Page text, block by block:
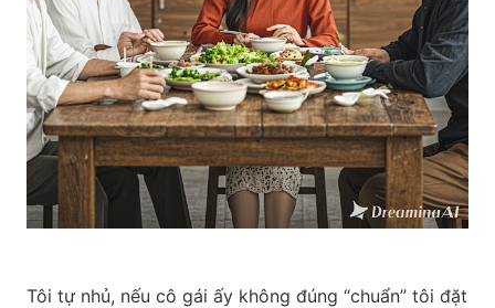
Tôi tự nhủ, nếu cô gái ấy không đúng “chuẩn” tôi đặt